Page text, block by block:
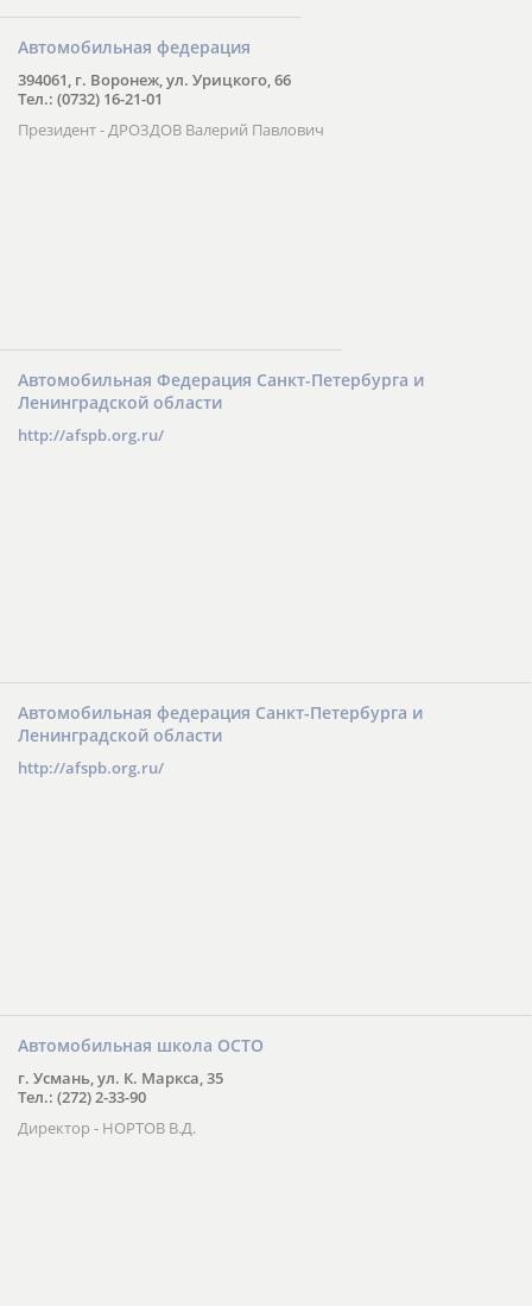
Автомобильная федерация
394061, г. Воронеж, ул. Урицкого, 66
Тел.: (0732) 16-21-01
Президент - ДРОЗДОВ Валерий Павлович
Автомобильная Федерация Санкт-Петербурга и
Ленинградской области
http://afspb.org.ru/
Автомобильная федерация Санкт-Петербурга и
Ленинградской области
http://afspb.org.ru/
Автомобильная школа ОСТО
г. Усмань, ул. К. Маркса, 35
Тел.: (272) 2-33-90
Директор - НОРТОВ В.Д.